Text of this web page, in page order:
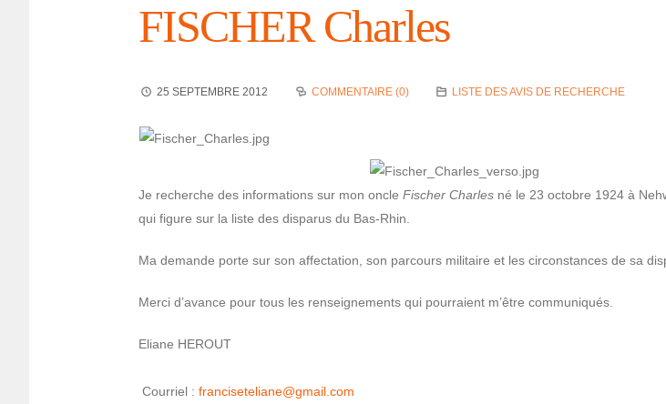
FISCHER Charles
25 SEPTEMBRE 2012 COMMENTAIRE (0) LISTE DES AVIS DE RECHERCHE
Je recherche des infor­ma­tions sur mon oncle Fischer Charles né le 23 octobre 1924 à
qui figure sur la liste des dispa­rus du Bas-Rhin.
Ma demande porte sur son affec­ta­tion, son parcours mili­taire et les circons­tances de sa
Merci d’avance pour tous les rensei­gne­ments qui pour­raient m’être commu­niqués.
Eliane HEROUT
Cour­riel : fran­ci­se­te­lia­ne@g­mail.com